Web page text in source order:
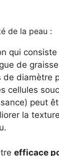
de la peau :
qui
de
de diamètre
cellules
peut
la
efficace